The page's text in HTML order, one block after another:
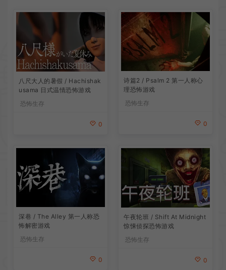
八尺大人的暑假 / Hachishak
usama 日式温情恐怖游戏
恐怖生存
0
诗篇2 / Psalm 2 第一人称心
理恐怖游戏
恐怖生存
0
深巷 / The Alley 第一人称恐
怖解密游戏
恐怖生存
0
午夜轮班 / Shift At Midnight
惊悚侦探恐怖游戏
恐怖生存
0